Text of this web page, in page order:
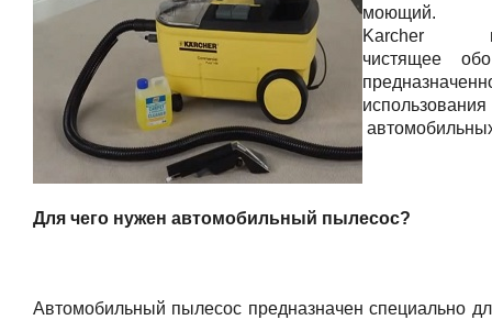
моющий.
Karcher
чистящее
Для чего нужен автомобильный пылесос?
Автомобильный пылесос предназначен специально